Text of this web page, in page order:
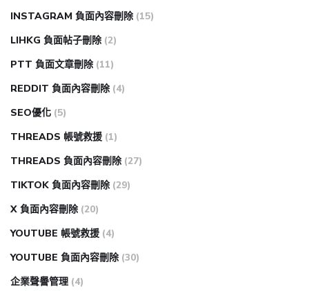
INSTAGRAM 負面內容刪除 (15)
LIHKG 負面帖子刪除 (2)
PTT 負面文章刪除 (11)
REDDIT 負面內容刪除 (4)
SEO優化 (5)
THREADS 帳號救援 (1)
THREADS 負面內容刪除 (27)
TIKTOK 負面內容刪除 (29)
X 負面內容刪除 (20)
YOUTUBE 帳號救援 (4)
YOUTUBE 負面內容刪除 (30)
企業聲譽管理 (4)